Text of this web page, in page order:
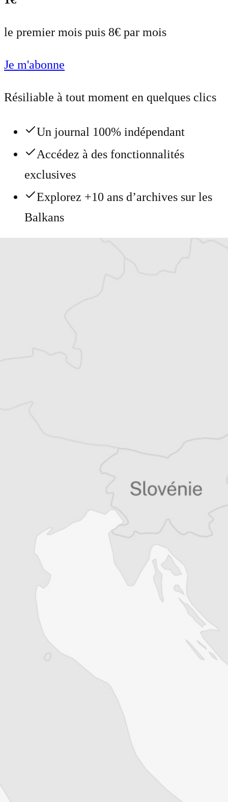
le premier mois puis 8€ par mois
Je m'abonne
Résiliable à tout moment en quelques clics
Un journal 100% indépendant
Accédez à des fonctionnalités
exclusives
Explorez +10 ans d’archives sur les
Balkans